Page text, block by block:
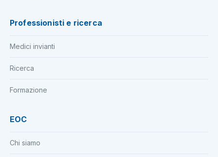
Professionisti e ricerca
Medici invianti
Ricerca
Formazione
EOC
Chi siamo